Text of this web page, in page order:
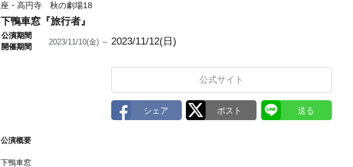
座・高円寺 秋の劇場18
下鴨車窓『旅行者』
公演期間
開催期間
2023/11/10(金) ～ 2023/11/12(日)
公式サイト
公演概要
下鴨車窓